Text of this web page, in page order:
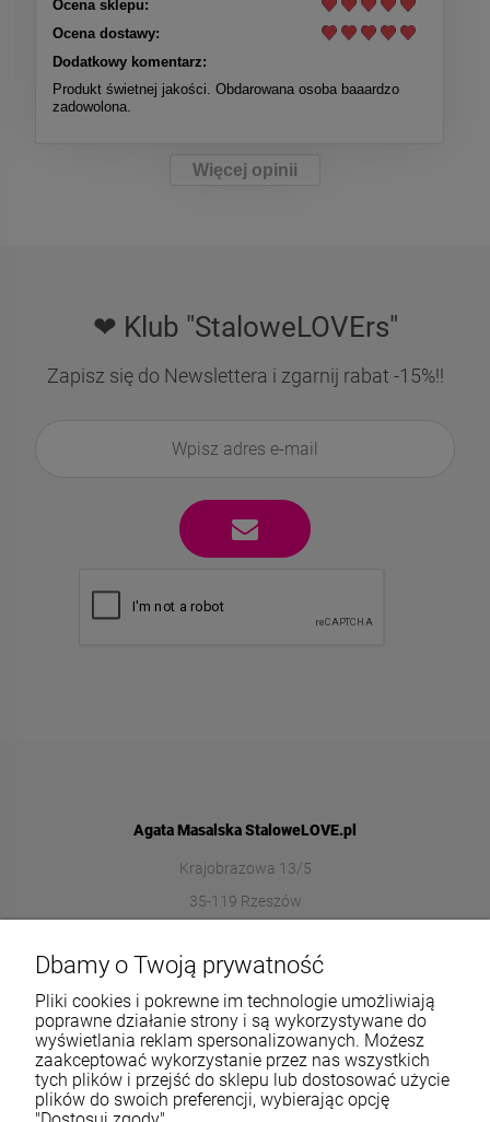
Ocena sklepu:
Ocena dostawy:
Dodatkowy komentarz:
Produkt świetnej jakości. Obdarowana osoba baaardzo
zadowolona.
Więcej opinii
❤ Klub "StaloweLOVErs"
Zapisz się do Newslettera i zgarnij rabat -15%!!
Agata Masalska StaloweLOVE.pl
Krajobrazowa 13/5
35-119 Rzeszów
572989669
Informacje
O nas
Dbamy o Twoją prywatność
Pliki cookies i pokrewne im technologie umożliwiają
poprawne działanie strony i są wykorzystywane do
wyświetlania reklam spersonalizowanych. Możesz
zaakceptować wykorzystanie przez nas wszystkich
tych plików i przejść do sklepu lub dostosować użycie
plików do swoich preferencji, wybierając opcję